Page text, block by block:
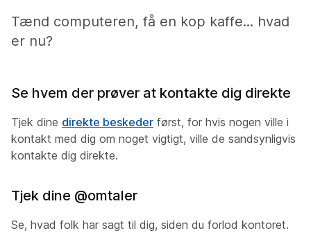
Tænd computeren, få en kop kaffe... hvad
er nu?
Se hvem der prøver at kontakte dig direkte
Tjek dine direkte beskeder først, for hvis nogen ville i
kontakt med dig om noget vigtigt, ville de sandsynligvis
kontakte dig direkte.
Tjek dine @omtaler
Se, hvad folk har sagt til dig, siden du forlod kontoret.